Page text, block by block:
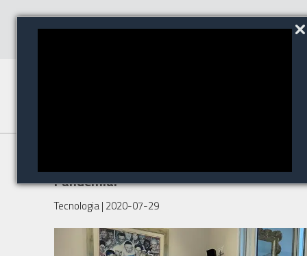
Pandemia!
Tecnologia| 2020-07-29